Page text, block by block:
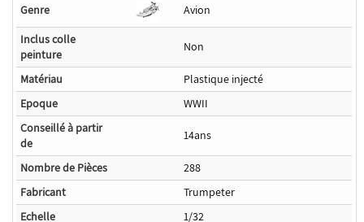
Genre
Avion
Inclus colle
peinture
Non
Matériau
Plastique injecté
Epoque
WWII
Conseillé à partir
de
14ans
Nombre de Pièces
288
Fabricant
Trumpeter
Echelle
1/32